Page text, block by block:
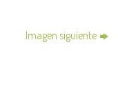
Imagen siguiente